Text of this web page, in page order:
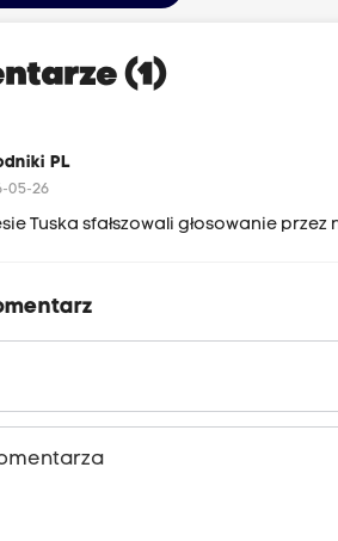
(1)
PL
05-26
Tuska sfałszowali głosowanie